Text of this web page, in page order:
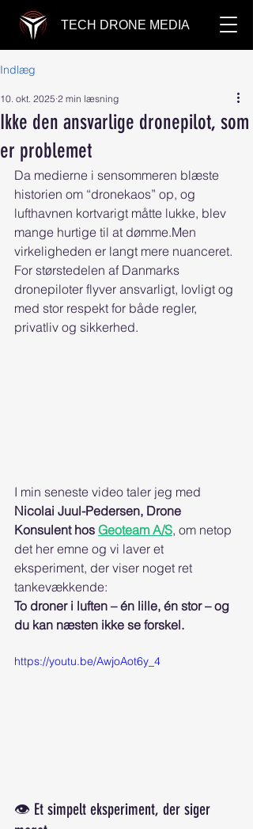
TECH DRONE MEDIA
Indlæg
Ikke den ansvarlige dronepilot, som
er problemet
10. okt. 2025 2 min læsning
Da medierne i sensommeren blæste
historien om “dronekaos” op, og
lufthavnen kortvarigt måtte lukke, blev
mange hurtige til at dømme.Men
virkeligheden er langt mere nuanceret.
For størstedelen af Danmarks
dronepiloter flyver ansvarligt, lovligt og
med stor respekt for både regler,
privatliv og sikkerhed.
I min seneste video taler jeg med
Nicolai Juul-Pedersen, Drone
Konsulent hos Geoteam A/S, om netop
det her emne og vi laver et
eksperiment, der viser noget ret
tankevækkende:
To droner i luften – én lille, én stor – og
du kan næsten ikke se forskel.
https://youtu.be/AwjoAot6y_4
👁️ Et simpelt eksperiment, der siger